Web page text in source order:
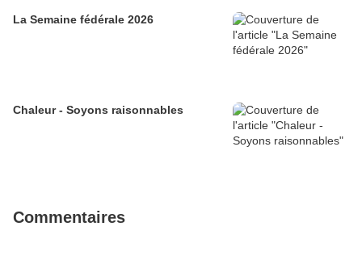
La Semaine fédérale 2026
Chaleur - Soyons raisonnables
Commentaires